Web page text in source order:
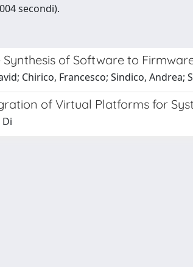
secondi).
of Software to
Chirico, Francesco; Sindico, Andrea;
of Virtual Platforms for